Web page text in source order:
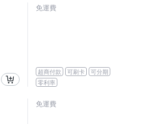
免運費
超商付款 可刷卡
可分期
零利率
免運費